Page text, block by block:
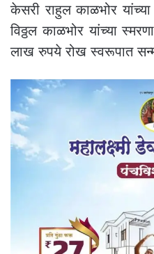
केसरी राहुल काळभोर यांच्या
विठ्ठल काळभोर यांच्या
लाख रुपये रोख स्वरूपात